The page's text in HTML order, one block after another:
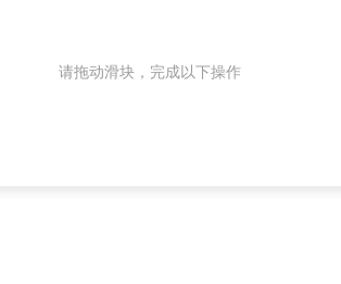
请拖动滑块，完成以下操作